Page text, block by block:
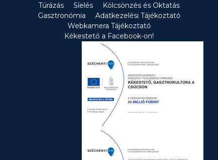
Túrázás Síelés
Kölcsönzés és Oktatás
Gasztronómia
Adatkezelési Tájékoztató
Webkamera Tájékoztató
Kékestető a Facebook-on!